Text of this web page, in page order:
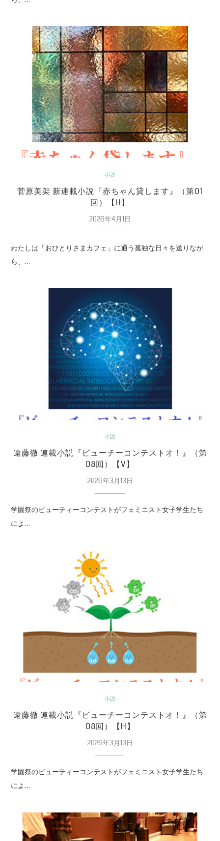
小説
菅原美架 新連載小説『赤ちゃん貸します』（第01
回）【H】
2026年4月1日
わたしは「おひとりさまカフェ」に通う孤独な日々を送りなが
ら、…
小説
遠藤徹 連載小説『ビューチーコンテストオ！』（第
08回）【V】
2026年3月13日
学園祭のビューティーコンテストがフェミニスト女子学生たち
によ…
小説
遠藤徹 連載小説『ビューチーコンテストオ！』（第
08回）【H】
2026年3月13日
学園祭のビューティーコンテストがフェミニスト女子学生たち
によ…